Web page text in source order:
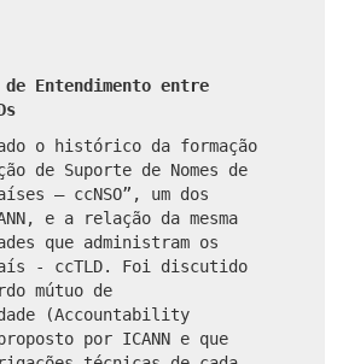
de Entendimento entre
o histórico da formação
de Suporte de Nomes de
– ccNSO”, um dos
e a relação da mesma
que administram os
- ccTLD. Foi discutido
mútuo de
(Accountability
por ICANN e que